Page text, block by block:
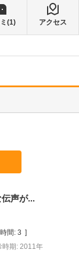
(1) アクセス
声が...
間: 3 ]
時期: 2011年